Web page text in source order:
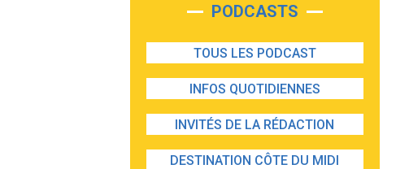
PODCASTS
TOUS LES PODCAST
INFOS QUOTIDIENNES
INVITÉS DE LA RÉDACTION
DESTINATION CÔTE DU MIDI